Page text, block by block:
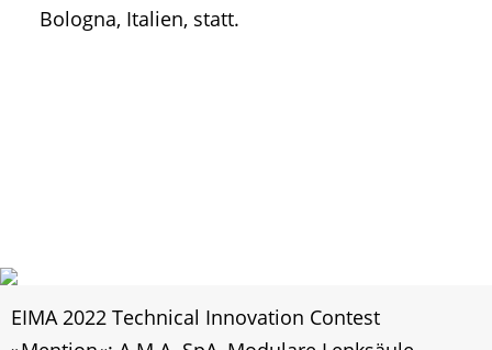
Bologna, Italien, statt.
EIMA 2022 Technical Innovation Contest